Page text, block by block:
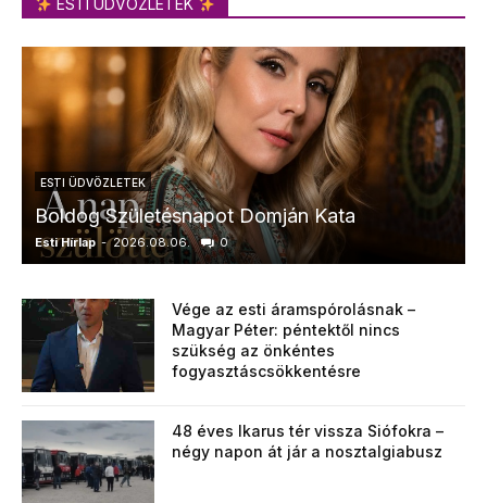
ESTI ÜDVÖZLETEK
ESTI ÜDVÖZLETEK
Boldog Születésnapot Domján Kata
Esti Hírlap - 2026.08.06. 0
Vége az esti áramspórolásnak –
Magyar Péter: péntektől nincs
szükség az önkéntes
fogyasztáscsökkentésre
48 éves Ikarus tér vissza Siófokra –
négy napon át jár a nosztalgiabusz